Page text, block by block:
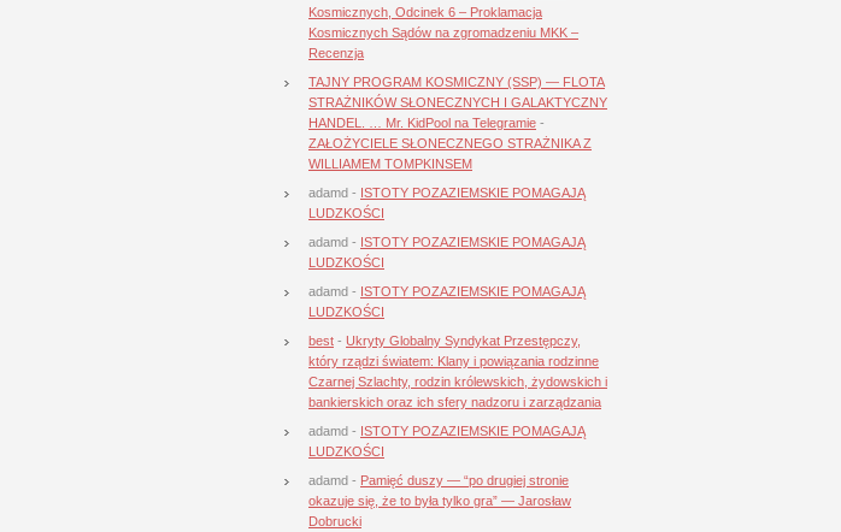
Kosmicznych, Odcinek 6 – Proklamacja
Kosmicznych Sądów na zgromadzeniu MKK –
Recenzja
TAJNY PROGRAM KOSMICZNY (SSP) — FLOTA
STRAŻNIKÓW SŁONECZNYCH I GALAKTYCZNY
HANDEL. … Mr. KidPool na Telegramie -
ZAŁOŻYCIELE SŁONECZNEGO STRAŻNIKA Z
WILLIAMEM TOMPKINSEM
adamd - ISTOTY POZAZIEMSKIE POMAGAJĄ
LUDZKOŚCI
adamd - ISTOTY POZAZIEMSKIE POMAGAJĄ
LUDZKOŚCI
adamd - ISTOTY POZAZIEMSKIE POMAGAJĄ
LUDZKOŚCI
best - Ukryty Globalny Syndykat Przestępczy,
który rządzi światem: Klany i powiązania rodzinne
Czarnej Szlachty, rodzin królewskich, żydowskich i
bankierskich oraz ich sfery nadzoru i zarządzania
adamd - ISTOTY POZAZIEMSKIE POMAGAJĄ
LUDZKOŚCI
adamd - Pamięć duszy — “po drugiej stronie
okazuje się, że to była tylko gra” — Jarosław
Dobrucki